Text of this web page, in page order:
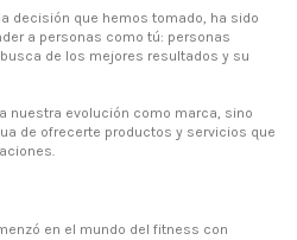
decisión que hemos tomado, ha sido
a personas como tú: personas
de los mejores resultados y su
nuestra evolución como marca, sino
de ofrecerte productos y servicios que
en el mundo del fitness con